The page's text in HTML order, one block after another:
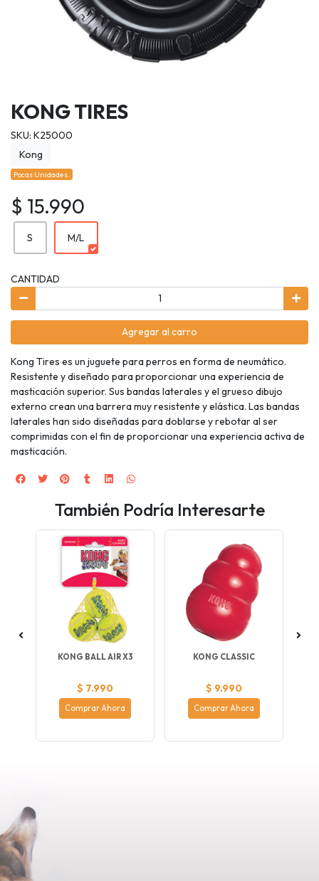
KONG TIRES
SKU: K25000
Kong
Pocas Unidades.
$ 15.990
S M/L
CANTIDAD
Agregar al carro
Kong Tires es un juguete para perros en forma de neumático.
Resistente y diseñado para proporcionar una experiencia de
masticación superior. Sus bandas laterales y el grueso dibujo
externo crean una barrera muy resistente y elástica. Las bandas
laterales han sido diseñadas para doblarse y rebotar al ser
comprimidas con el fin de proporcionar una experiencia activa de
masticación.
También Podría Interesarte
KONG BALL AIR X3
$ 7.990
Comprar Ahora
KONG CLASSIC
$ 9.990
Comprar Ahora